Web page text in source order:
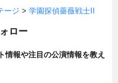
ージ > 学園探偵薔薇戦士II
ロー
情報や注目の公演情報を教え